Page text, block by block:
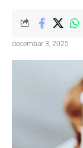
decembar 3, 2025